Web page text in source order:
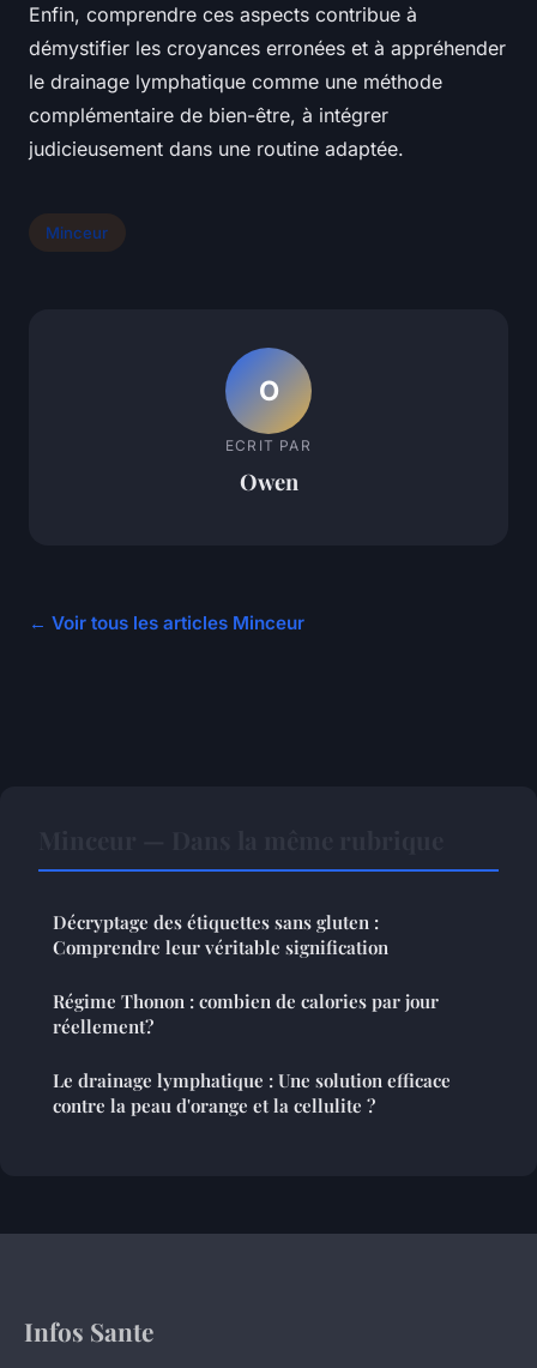
Enfin, comprendre ces aspects contribue à
démystifier les croyances erronées et à appréhender
le drainage lymphatique comme une méthode
complémentaire de bien-être, à intégrer
judicieusement dans une routine adaptée.
Minceur
O
ECRIT PAR
Owen
← Voir tous les articles Minceur
Décryptage des étiquettes sans gluten :
Comprendre leur véritable signification
Régime Thonon : combien de calories par jour
réellement?
Le drainage lymphatique : Une solution efficace
contre la peau d'orange et la cellulite ?
Infos Sante